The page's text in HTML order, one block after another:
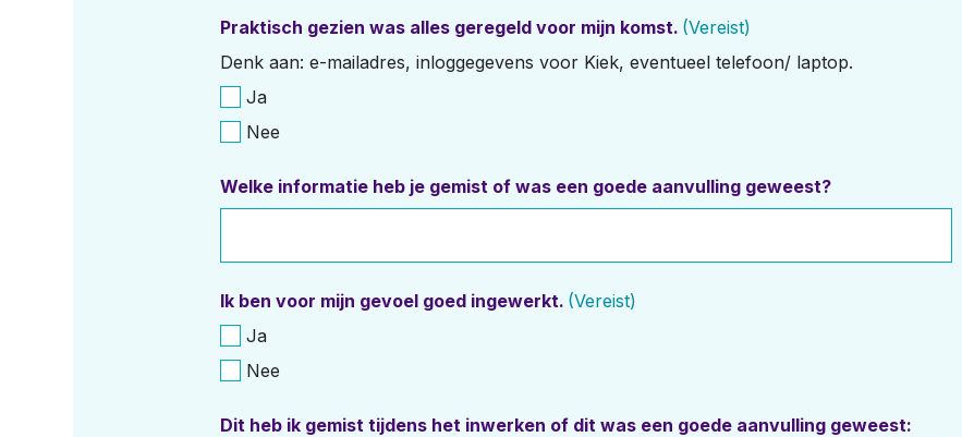
Praktisch gezien was alles geregeld voor mijn komst. (Vereist)
Denk aan: e-mailadres, inloggegevens voor Kiek, eventueel telefoon/ laptop.
Ja
Nee
Welke informatie heb je gemist of was een goede aanvulling geweest?
Ik ben voor mijn gevoel goed ingewerkt. (Vereist)
Ja
Nee
Dit heb ik gemist tijdens het inwerken of dit was een goede aanvulling geweest: